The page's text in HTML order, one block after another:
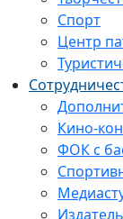
Спорт
Центр
Кино-
ФОК с